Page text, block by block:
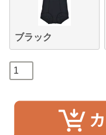
ブラック